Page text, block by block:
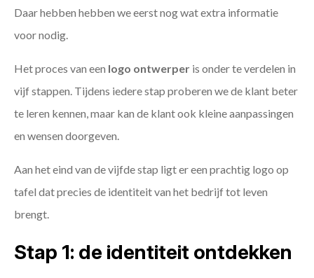
Daar hebben hebben we eerst nog wat extra informatie
voor nodig.
Het proces van een logo ontwerper is onder te verdelen in
vijf stappen. Tijdens iedere stap proberen we de klant beter
te leren kennen, maar kan de klant ook kleine aanpassingen
en wensen doorgeven.
Aan het eind van de vijfde stap ligt er een prachtig logo op
tafel dat precies de identiteit van het bedrijf tot leven
brengt.
Stap 1: de identiteit ontdekken